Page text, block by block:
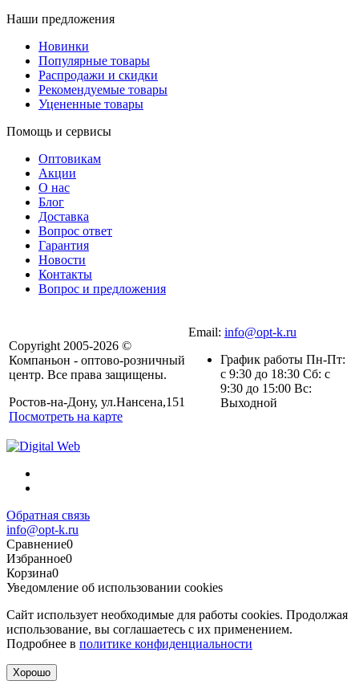
Наши предложения
Новинки
Популярные товары
Распродажи и скидки
Рекомендуемые товары
Уцененные товары
Помощь и сервисы
Оптовикам
Акции
О нас
Блог
Доставка
Вопрос ответ
Гарантия
Новости
Контакты
Вопрос и предложения
Copyright 2005-2026 ©
Компаньон - оптово-розничный
центр. Все права защищены.
Ростов-на-Дону, ул.Нансена,151
Посмотреть на карте
Email: info@opt-k.ru
График работы Пн-Пт:
с 9:30 до 18:30 Сб: с
9:30 до 15:00 Вс:
Выходной
Обратная связь
info@opt-k.ru
Сравнение0
Избранное0
Корзина0
Уведомление об использовании cookies
Сайт использует необходимые для работы cookies. Продолжая
использование, вы соглашаетесь с их применением.
Подробнее в политике конфиденциальности
Хорошо